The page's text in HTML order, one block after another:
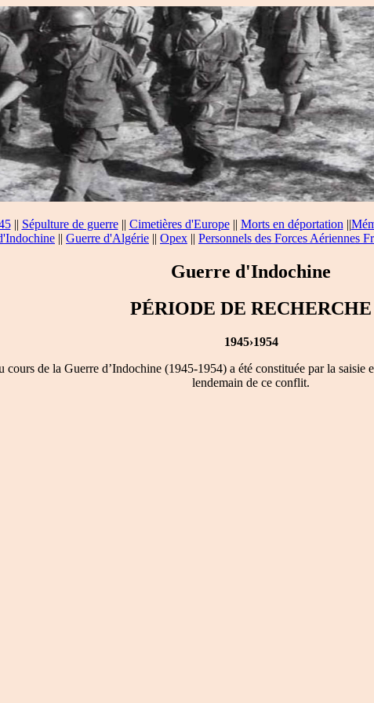
|| Sépulture de guerre|| Cimetières d'Europe|| Morts en déportation ||
|| Guerre d'Algérie || Opex || Personnels des Forces Aériennes
Guerre d'Indochine
PÉRIODE DE RECHERCHE
1945›1954
de la Guerre d’Indochine (1945-1954) a été constituée par la
lendemain de ce conflit.